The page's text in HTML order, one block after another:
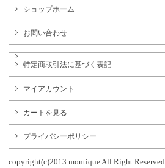
ショップホーム
お問い合わせ
特定商取引法に基づく表記
マイアカウント
カートを見る
プライバシーポリシー
copyright(c)2013 montique All Right Reserved.